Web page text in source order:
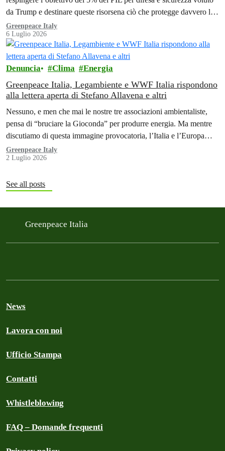
da Trump e destinare queste risorsena ciò che protegge davvero le
persone
Greenpeace Italy
6 Luglio 2026
Denuncia Clima Energia
Greenpeace Italia, Legambiente e WWF Italia rispondono
alla lettera aperta di Stefano Allavena e altri
Nessuno, e men che mai le nostre tre associazioni ambientaliste,
pensa di “bruciare la Gioconda” per produrre energia. Ma mentre
discutiamo di questa immagine provocatoria, l’Italia e l’Europa
stanno vivendo,…
Greenpeace Italy
2 Luglio 2026
See all posts
Greenpeace Italia
News
Lavora con noi
Ufficio Stampa
Contatti
Whistleblowing
FAQ – Domande frequenti